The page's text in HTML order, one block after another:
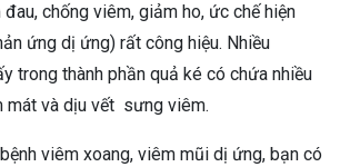
đau, chống viêm, giảm ho, ức chế hiện
ứng dị ứng) rất công hiệu. Nhiều
trong thành phần quả ké có chứa nhiều
mát và dịu vết sưng viêm.
viêm xoang, viêm mũi dị ứng, bạn có